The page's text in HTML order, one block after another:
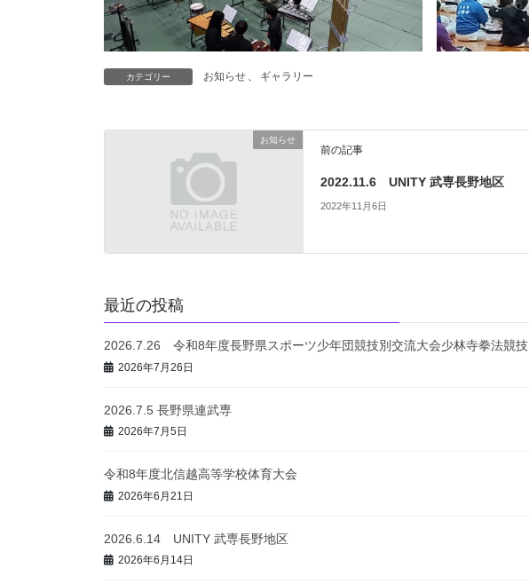
カテゴリー お知らせ 、 ギャラリー
お知らせ
前の記事
2022.11.6 UNITY 武専長野地区
2022年11月6日
最近の投稿
2026.7.26 令和8年度長野県スポーツ少年団競技別交流大会少林寺拳法競技
2026年7月26日
2026.7.5 長野県連武専
2026年7月5日
令和8年度北信越高等学校体育大会
2026年6月21日
2026.6.14 UNITY 武専長野地区
2026年6月14日